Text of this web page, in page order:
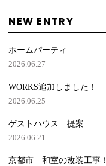
NEW ENTRY
ホームパーティ
2026.06.27
WORKS追加しました！
2026.06.25
ゲストハウス 提案
2026.06.21
京都市 和室の改装工事！